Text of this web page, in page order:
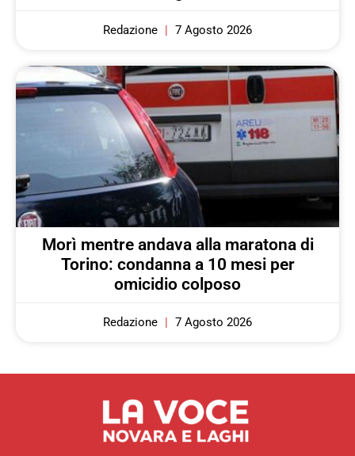
Redazione 7 Agosto 2026
Morì mentre andava alla maratona di
Torino: condanna a 10 mesi per
omicidio colposo
Redazione 7 Agosto 2026